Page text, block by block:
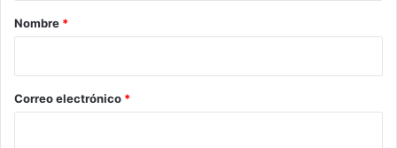
r
*
Nombre *
Correo electrónico *